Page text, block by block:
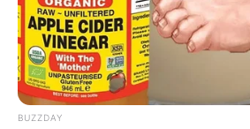
xərclədiyi vəsaiti geri ala bilər.
Xezerxeber.az mövzu ilə bağlı daha
təqdim edir.
BUZZDAY